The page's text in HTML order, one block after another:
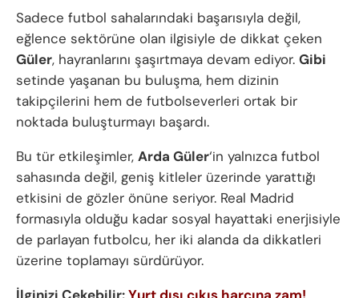
Sadece futbol sahalarındaki başarısıyla değil,
eğlence sektörüne olan ilgisiyle de dikkat çeken
Güler, hayranlarını şaşırtmaya devam ediyor. Gibi
setinde yaşanan bu buluşma, hem dizinin
takipçilerini hem de futbolseverleri ortak bir
noktada buluşturmayı başardı.
Bu tür etkileşimler, Arda Güler‘in yalnızca futbol
sahasında değil, geniş kitleler üzerinde yarattığı
etkisini de gözler önüne seriyor. Real Madrid
formasıyla olduğu kadar sosyal hayattaki enerjisiyle
de parlayan futbolcu, her iki alanda da dikkatleri
üzerine toplamayı sürdürüyor.
İlginizi Çekebilir:Yurt dışı çıkış harcına zam!